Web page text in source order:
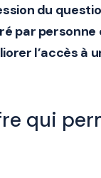
du
par personne
l’accès à
qui